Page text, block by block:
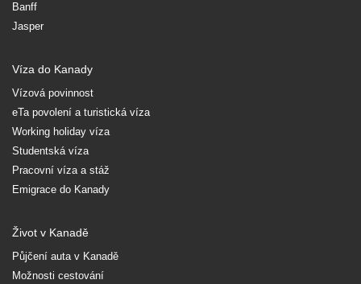
Banff
Jasper
Víza do Kanady
Vízová povinnost
eTa povolení a turistická víza
Working holiday víza
Studentská víza
Pracovní víza a stáž
Emigrace do Kanady
Život v Kanadě
Půjčení auta v Kanadě
Možnosti cestování